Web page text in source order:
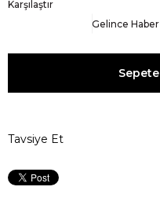
Karşılaştır
Gelince
Tavsiye Et